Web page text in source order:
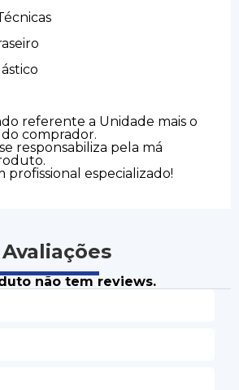
referente a Unidade mais o
comprador.
responsabiliza pela má
especializado!
Avaliações
não tem reviews.